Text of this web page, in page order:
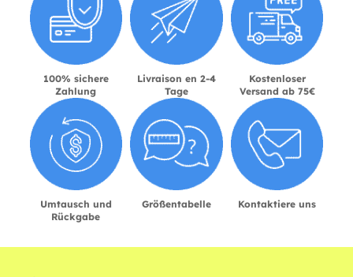
100% sichere
Zahlung
Livraison en 2-4
Tage
Kostenloser
Versand ab 75€
Umtausch und
Rückgabe
Größentabelle Kontaktiere uns